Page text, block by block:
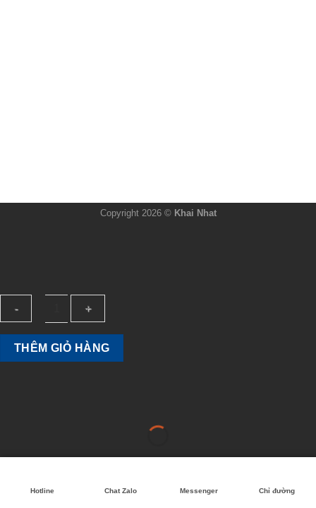
Hotline Chat Zalo Messenger Chỉ đường
Copyright 2026 © Khai Nhat
EDTA
muối)
THÊM GIỎ HÀNG